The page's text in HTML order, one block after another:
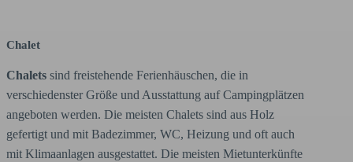
Chalet
Chalets sind freistehende Ferienhäuschen, die in
verschiedenster Größe und Ausstattung auf Campingplätzen
angeboten werden. Die meisten Chalets sind aus Holz
gefertigt und mit Badezimmer, WC, Heizung und oft auch
mit Klimaanlagen ausgestattet. Die meisten Mietunterkünfte